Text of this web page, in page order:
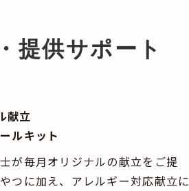
提供サポート
献立
ルキット
が毎月オリジナルの献立をご提
つに加え、アレルギー対応献立に